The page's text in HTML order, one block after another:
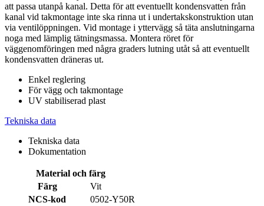
att passa utanpå kanal. Detta för att eventuellt kondensvatten från
kanal vid takmontage inte ska rinna ut i undertakskonstruktion utan
via ventilöppningen. Vid montage i yttervägg så täta anslutningarna
noga med lämplig tätningsmassa. Montera röret för
väggenomföringen med några graders lutning utåt så att eventuellt
kondensvatten dräneras ut.
Enkel reglering
För vägg och takmontage
UV stabiliserad plast
Tekniska data
Tekniska data
Dokumentation
Material och färg
Färg
Vit
NCS-kod
0502-Y50R